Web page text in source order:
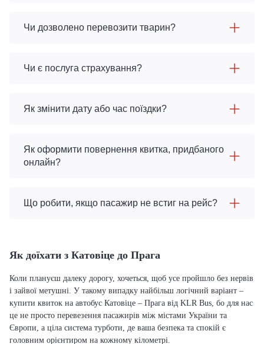
Чи дозволено перевозити тварин?
Чи є послуга страхування?
Як змінити дату або час поїздки?
Як оформити повернення квитка, придбаного
онлайн?
Що робити, якщо пасажир не встиг на рейс?
Як доїхати з Катовіце до Прага
Коли плануєш далеку дорогу, хочеться, щоб усе пройшло без нервів
і зайвої метушні. У такому випадку найбільш логічний варіант –
купити квиток на автобус Катовіце – Прага від KLR Bus, бо для нас
це не просто перевезення пасажирів між містами України та
Європи, а ціла система турботи, де ваша безпека та спокій є
головним орієнтиром на кожному кілометрі.